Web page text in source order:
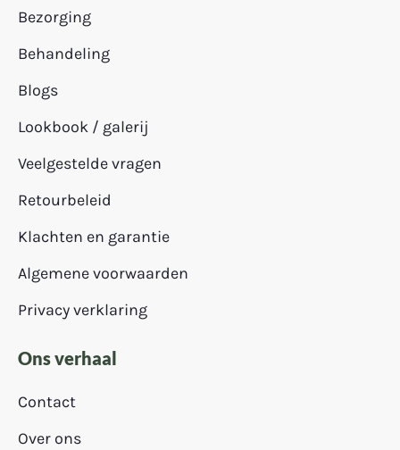
Bezorging
Behandeling
Blogs
Lookbook / galerij
Veelgestelde vragen
Retourbeleid
Klachten en garantie
Algemene voorwaarden
Privacy verklaring
Ons verhaal
Contact
Over ons